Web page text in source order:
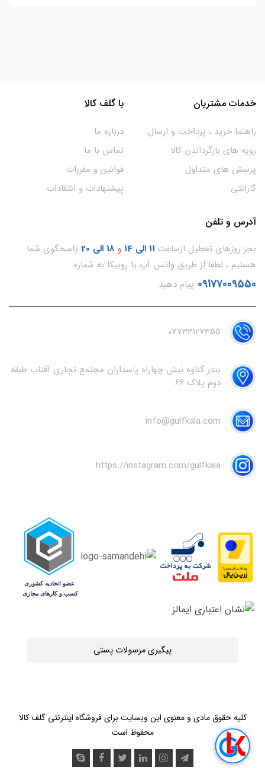
خدمات مشتریان
راهنما خرید ، پرداخت و ارسال
رویه های بازگرداندن کالا
پرسش های متداول
گارانتی
با گلف کالا
درباره ما
تماس با ما
قوانین و مقررات
پیشنهادات و انتقادات
آدرس و تلفن
بجز روزهای تعطیل ازساعت 11 الی 14 و 18 الی 20
پاسخگوی شما
هستیم ، لطفا از طریق واتس آپ یا روبیکا به شماره
09177009550 پیام دهید
07733127355
بندر گناوه نبش چهاراه پاسداران مجتمع تجاری آفتاب طبقه
دوم پلاک 66
info@gulfkala.com
https://instagram.com/gulfkala
پیگیری مرسولات پستی
کلیه حقوق مادی و معنوی این وبسایت برای فروشگاه اینترنتی گلف کالا
محفوظ است